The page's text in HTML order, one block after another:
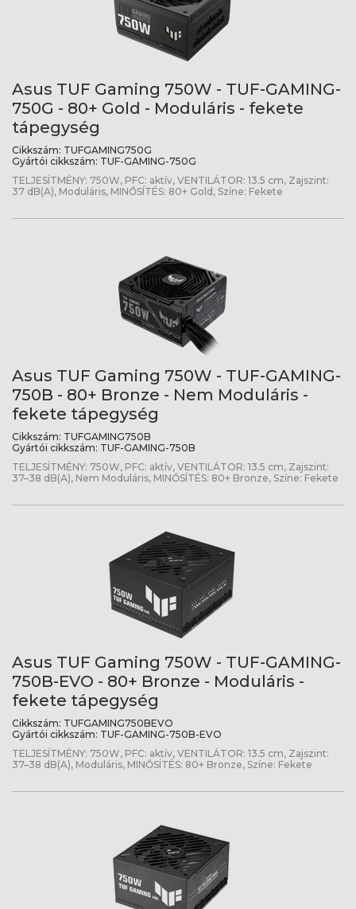
Asus TUF Gaming 750W - TUF-GAMING-
750G - 80+ Gold - Moduláris - fekete
tápegység
Cikkszám: TUFGAMING750G
Gyártói cikkszám: TUF-GAMING-750G
TELJESÍTMÉNY: 750W, PFC: aktív, VENTILÁTOR: 13.5 cm, Zajszint:
37 dB(A), Moduláris, MINŐSÍTÉS: 80+ Gold, Színe: Fekete
Asus TUF Gaming 750W - TUF-GAMING-
750B - 80+ Bronze - Nem Moduláris -
fekete tápegység
Cikkszám: TUFGAMING750B
Gyártói cikkszám: TUF-GAMING-750B
TELJESÍTMÉNY: 750W, PFC: aktív, VENTILÁTOR: 13.5 cm, Zajszint:
37–38 dB(A), Nem Moduláris, MINŐSÍTÉS: 80+ Bronze, Színe: Fekete
Asus TUF Gaming 750W - TUF-GAMING-
750B-EVO - 80+ Bronze - Moduláris -
fekete tápegység
Cikkszám: TUFGAMING750BEVO
Gyártói cikkszám: TUF-GAMING-750B-EVO
TELJESÍTMÉNY: 750W, PFC: aktív, VENTILÁTOR: 13.5 cm, Zajszint:
37–38 dB(A), Moduláris, MINŐSÍTÉS: 80+ Bronze, Színe: Fekete